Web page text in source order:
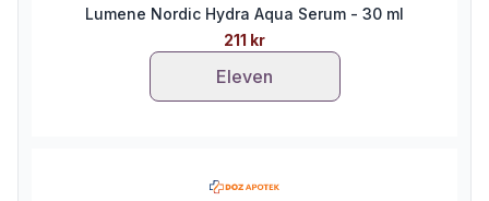
Lumene Nordic Hydra Aqua Serum - 30 ml
211 kr
Eleven